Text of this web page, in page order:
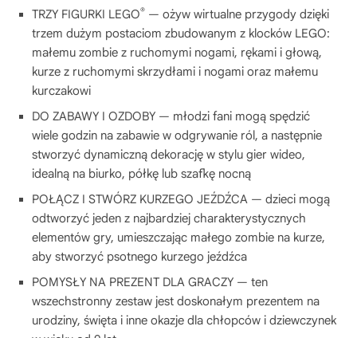
TRZY FIGURKI LEGO® — ożyw wirtualne przygody dzięki
trzem dużym postaciom zbudowanym z klocków LEGO:
małemu zombie z ruchomymi nogami, rękami i głową,
kurze z ruchomymi skrzydłami i nogami oraz małemu
kurczakowi
DO ZABAWY I OZDOBY — młodzi fani mogą spędzić
wiele godzin na zabawie w odgrywanie ról, a następnie
stworzyć dynamiczną dekorację w stylu gier wideo,
idealną na biurko, półkę lub szafkę nocną
POŁĄCZ I STWÓRZ KURZEGO JEŹDŹCA — dzieci mogą
odtworzyć jeden z najbardziej charakterystycznych
elementów gry, umieszczając małego zombie na kurze,
aby stworzyć psotnego kurzego jeźdźca
POMYSŁY NA PREZENT DLA GRACZY — ten
wszechstronny zestaw jest doskonałym prezentem na
urodziny, święta i inne okazje dla chłopców i dziewczynek